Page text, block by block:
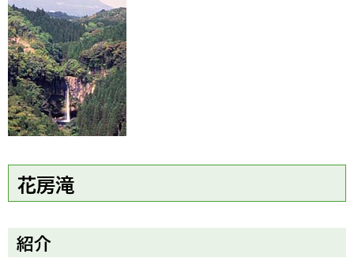
花房滝
紹介